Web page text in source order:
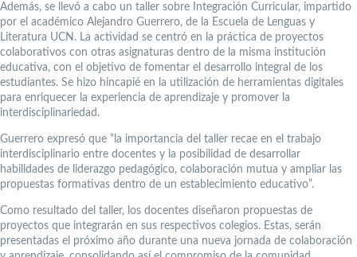
Además, se llevó a cabo un taller sobre Integración Curricular, impartido
por el académico Alejandro Guerrero, de la Escuela de Lenguas y
Literatura UCN. La actividad se centró en la práctica de proyectos
colaborativos con otras asignaturas dentro de la misma institución
educativa, con el objetivo de fomentar el desarrollo integral de los
estudiantes. Se hizo hincapié en la utilización de herramientas digitales
para enriquecer la experiencia de aprendizaje y promover la
interdisciplinariedad.
Guerrero expresó que “la importancia del taller recae en el trabajo
interdisciplinario entre docentes y la posibilidad de desarrollar
habilidades de liderazgo pedagógico, colaboración mutua y ampliar las
propuestas formativas dentro de un establecimiento educativo”.
Como resultado del taller, los docentes diseñaron propuestas de
proyectos que integrarán en sus respectivos colegios. Estas, serán
presentadas el próximo año durante una nueva jornada de colaboración